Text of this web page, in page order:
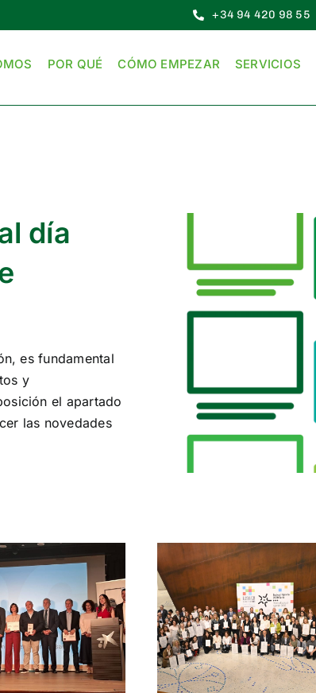
+34 94 420 98 55
POR QUÉ CÓMO EMPEZAR SERVICIOS
día
es fundamental
y
el apartado
las novedades